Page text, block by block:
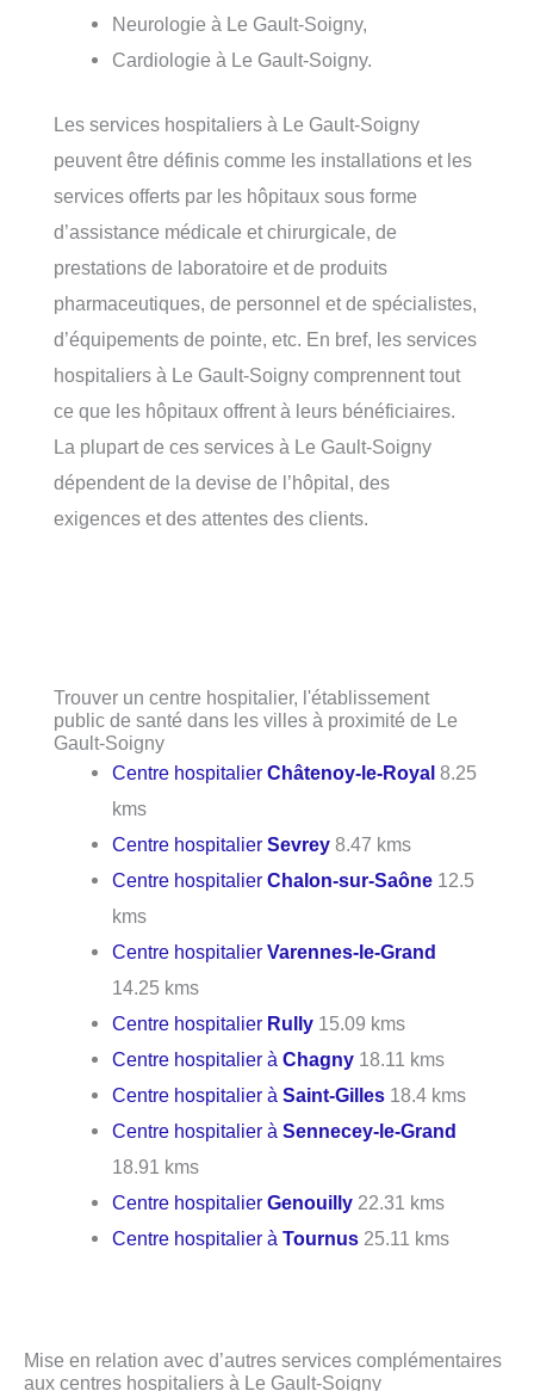
Neurologie à Le Gault-Soigny,
Cardiologie à Le Gault-Soigny.
Les services hospitaliers à Le Gault-Soigny
peuvent être définis comme les installations et les
services offerts par les hôpitaux sous forme
d’assistance médicale et chirurgicale, de
prestations de laboratoire et de produits
pharmaceutiques, de personnel et de spécialistes,
d’équipements de pointe, etc. En bref, les services
hospitaliers à Le Gault-Soigny comprennent tout
ce que les hôpitaux offrent à leurs bénéficiaires.
La plupart de ces services à Le Gault-Soigny
dépendent de la devise de l’hôpital, des
exigences et des attentes des clients.
Trouver un centre hospitalier, l'établissement
public de santé dans les villes à proximité de Le
Gault-Soigny
Centre hospitalierChâtenoy-le-Royal 8.25
kms
Centre hospitalierSevrey 8.47 kms
Centre hospitalierChalon-sur-Saône 12.5
kms
Centre hospitalierVarennes-le-Grand
14.25 kms
Centre hospitalier Rully 15.09 kms
Centre hospitalier àChagny 18.11 kms
Centre hospitalier àSaint-Gilles 18.4 kms
Centre hospitalier àSennecey-le-Grand
18.91 kms
Centre hospitalierGenouilly 22.31 kms
Centre hospitalier àTournus 25.11 kms
Mise en relation avec d’autres services complémentaires
aux centres hospitaliers à Le Gault-Soigny